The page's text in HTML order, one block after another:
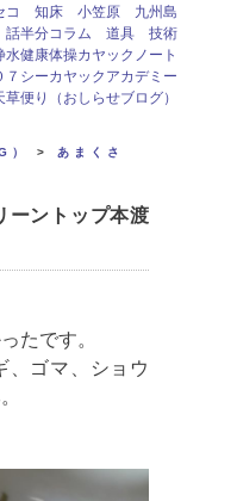
） > あまくさ
ントップ本渡
たです。
、ゴマ、ショウ
コ 知床 小笠原 九州島
話半分コラム 道具 技術
水健康体操カヤックノート
７シーカヤックアカデミー
草便り（おしらせブログ）